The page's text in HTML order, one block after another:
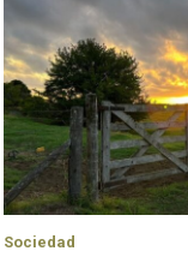
Sociedad